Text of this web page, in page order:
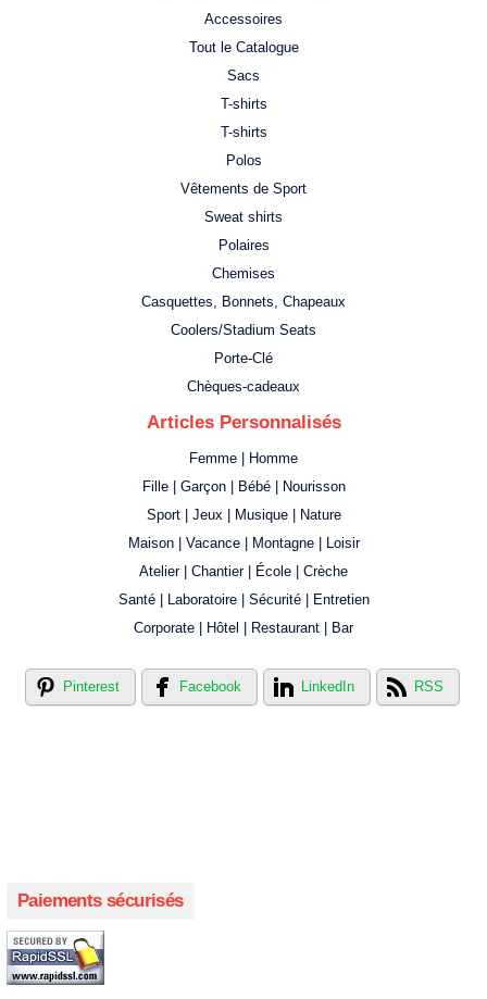
Accessoires
Tout le Catalogue
Sacs
T-shirts
T-shirts
Polos
Vêtements de Sport
Sweat shirts
Polaires
Chemises
Casquettes, Bonnets, Chapeaux
Coolers/Stadium Seats
Porte-Clé
Chèques-cadeaux
Articles Personnalisés
Femme | Homme
Fille | Garçon | Bébé | Nourisson
Sport | Jeux | Musique | Nature
Maison | Vacance | Montagne | Loisir
Atelier | Chantier | École | Crèche
Santé | Laboratoire | Sécurité | Entretien
Corporate | Hôtel | Restaurant | Bar
Pinterest Facebook LinkedIn RSS
Paiements sécurisés